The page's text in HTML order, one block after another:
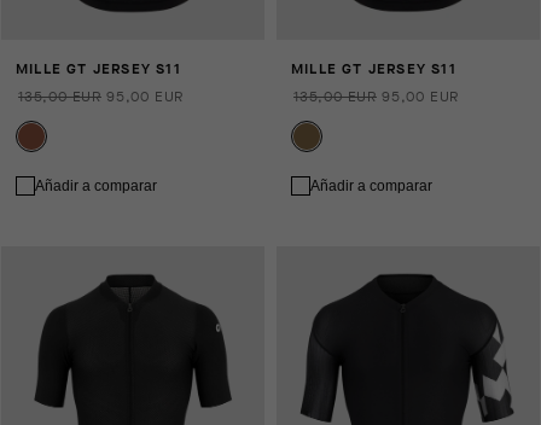
MILLE GT JERSEY S11
135,00 EUR 95,00 EUR
Añadir a comparar
MILLE GT JERSEY S11
135,00 EUR 95,00 EUR
Añadir a comparar